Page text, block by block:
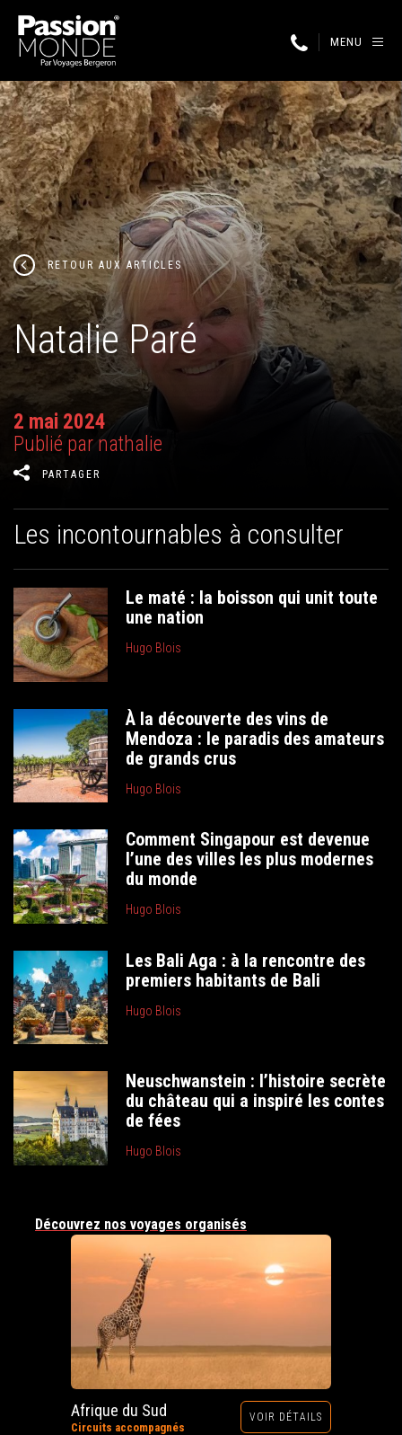
MENU
RETOUR AUX ARTICLES
Natalie Paré
2 mai 2024
Publié par nathalie
PARTAGER
Les incontournables à consulter
Le maté : la boisson qui unit toute
une nation
Hugo Blois
À la découverte des vins de
Mendoza : le paradis des amateurs
de grands crus
Hugo Blois
Comment Singapour est devenue
l’une des villes les plus modernes
du monde
Hugo Blois
Les Bali Aga : à la rencontre des
premiers habitants de Bali
Hugo Blois
Neuschwanstein : l’histoire secrète
du château qui a inspiré les contes
de fées
Hugo Blois
Découvrez nos voyages organisés
Afrique du Sud
Circuits accompagnés
VOIR DÉTAILS